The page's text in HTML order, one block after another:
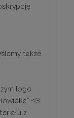
także
logo
<3
z